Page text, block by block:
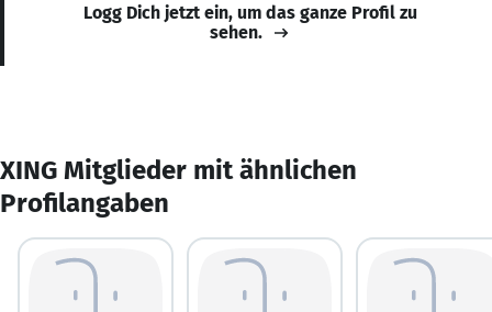
Logg Dich jetzt ein, um das ganze Profil zu
sehen.
XING Mitglieder mit ähnlichen
Profilangaben